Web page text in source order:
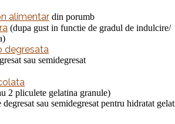
alimentar din porumb
(dupa gust in functie de gradul de indulcire/
degresata
sau semidegresat
2 pliculete gelatina granule)
sau semidegresat pentru hidratat